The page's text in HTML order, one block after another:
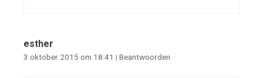
esther
3 oktober 2015 om 18:41 | Beantwoorden